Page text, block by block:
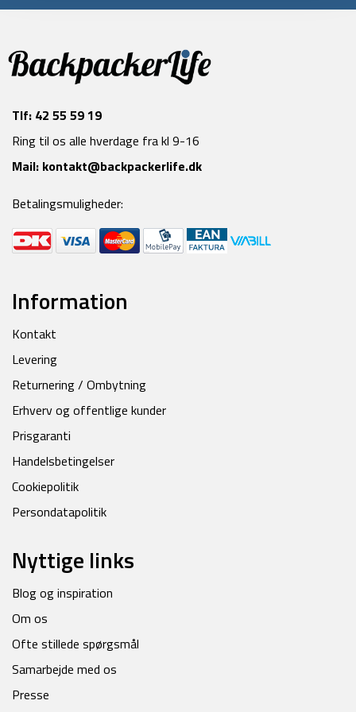
Tlf: 42 55 59 19
Ring til os alle hverdage fra kl 9-16
Mail: kontakt@backpackerlife.dk
Betalingsmuligheder:
Information
Kontakt
Levering
Returnering / Ombytning
Erhverv og offentlige kunder
Prisgaranti
Handelsbetingelser
Cookiepolitik
Persondatapolitik
Nyttige links
Blog og inspiration
Om os
Ofte stillede spørgsmål
Samarbejde med os
Presse